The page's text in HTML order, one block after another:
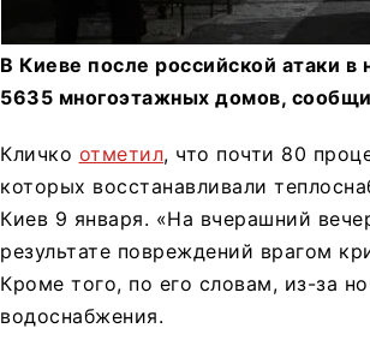
В Киеве после российской атаки в
5635 многоэтажных домов,
Кличко отметил, что почти 80
которых восстанавливали
Киев 9 января. «На вчерашний
результате повреждений врагом
Кроме того, по его словам, из-за
водоснабжения.